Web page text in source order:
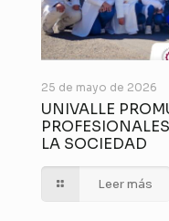
25 de mayo de 2026
UNIVALLE
LA SOCIEDAD
Leer más